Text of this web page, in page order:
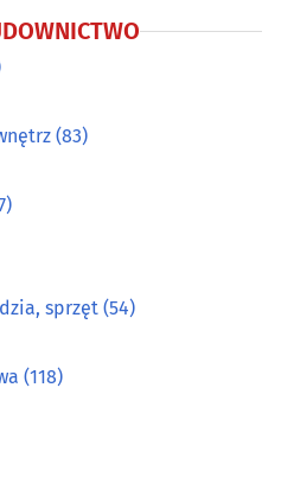
dachowe
(83)
sprzęt (54)
(118)